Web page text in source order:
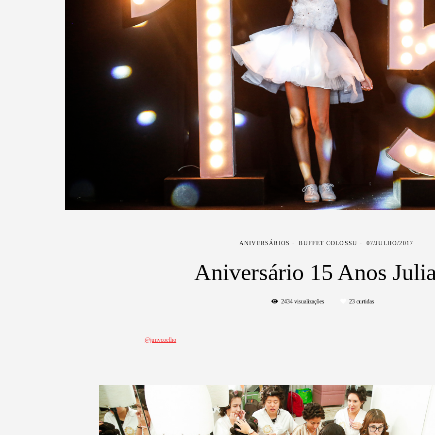
ANIVERSÁRIOS BUFFET COLOSSU 07/JULHO/2017
Aniversário 15 Anos
2434visualizações 23curtidas
@junvcoelho